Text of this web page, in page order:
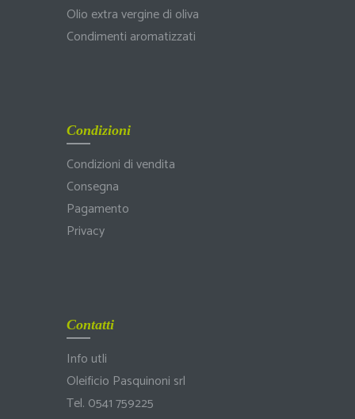
Olio extra vergine di oliva
Condimenti aromatizzati
Condizioni
Condizioni di vendita
Consegna
Pagamento
Privacy
Contatti
Info utli
Oleificio Pasquinoni srl
Tel. 0541 759225